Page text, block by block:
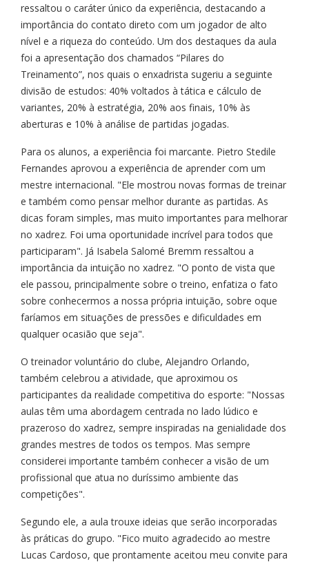
ressaltou o caráter único da experiência, destacando a
importância do contato direto com um jogador de alto
nível e a riqueza do conteúdo. Um dos destaques da aula
foi a apresentação dos chamados “Pilares do
Treinamento”, nos quais o enxadrista sugeriu a seguinte
divisão de estudos: 40% voltados à tática e cálculo de
variantes, 20% à estratégia, 20% aos finais, 10% às
aberturas e 10% à análise de partidas jogadas.
Para os alunos, a experiência foi marcante. Pietro Stedile
Fernandes aprovou a experiência de aprender com um
mestre internacional. "Ele mostrou novas formas de treinar
e também como pensar melhor durante as partidas. As
dicas foram simples, mas muito importantes para melhorar
no xadrez. Foi uma oportunidade incrível para todos que
participaram". Já Isabela Salomé Bremm ressaltou a
importância da intuição no xadrez. "O ponto de vista que
ele passou, principalmente sobre o treino, enfatiza o fato
sobre conhecermos a nossa própria intuição, sobre oque
faríamos em situações de pressões e dificuldades em
qualquer ocasião que seja".
O treinador voluntário do clube, Alejandro Orlando,
também celebrou a atividade, que aproximou os
participantes da realidade competitiva do esporte: "Nossas
aulas têm uma abordagem centrada no lado lúdico e
prazeroso do xadrez, sempre inspiradas na genialidade dos
grandes mestres de todos os tempos. Mas sempre
considerei importante também conhecer a visão de um
profissional que atua no duríssimo ambiente das
competições".
Segundo ele, a aula trouxe ideias que serão incorporadas
às práticas do grupo. "Fico muito agradecido ao mestre
Lucas Cardoso, que prontamente aceitou meu convite para